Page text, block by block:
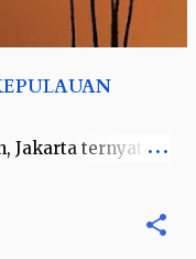
Jakarta ternyata
indah.
total 362 pulau
yan…